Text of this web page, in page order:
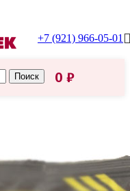
+7 (921) 966-05-01
Поиск 0 ₽